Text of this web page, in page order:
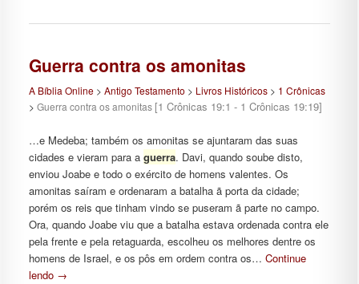
Guerra contra os amonitas
A Bíblia Online> Antigo Testamento > Livros Históricos> 1 Crônicas
> Guerra contra os amonitas [1 Crônicas 19:1 - 1 Crônicas 19:19]
…e Medeba; também os amonitas se ajuntaram das suas
cidades e vieram para a guerra. Davi, quando soube disto,
enviou Joabe e todo o exército de homens valentes. Os
amonitas saíram e ordenaram a batalha ã porta da cidade;
porém os reis que tinham vindo se puseram ã parte no campo.
Ora, quando Joabe viu que a batalha estava ordenada contra ele
pela frente e pela retaguarda, escolheu os melhores dentre os
homens de Israel, e os pôs em ordem contra os… Continue
lendo →